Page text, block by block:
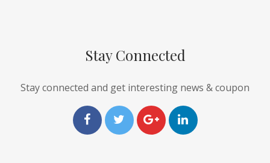
Stay Connected
Stay connected and get interesting news & coupon